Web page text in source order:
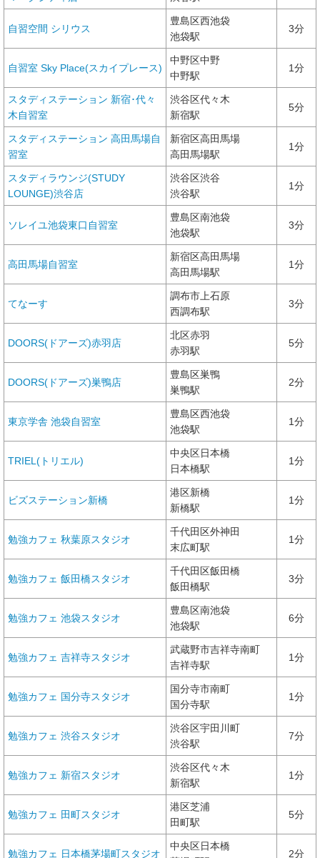
自習空間 シリウス
豊島区西池袋
池袋駅
3分
自習室 Sky Place(スカイプレース)
中野区中野
中野駅
1分
スタディステーション 新宿･代々
木自習室
渋谷区代々木
新宿駅
5分
スタディステーション 高田馬場自
習室
新宿区高田馬場
高田馬場駅
1分
スタディラウンジ(STUDY
LOUNGE)渋谷店
渋谷区渋谷
渋谷駅
1分
ソレイユ池袋東口自習室
豊島区南池袋
池袋駅
3分
高田馬場自習室
新宿区高田馬場
高田馬場駅
1分
てなーす
調布市上石原
西調布駅
3分
DOORS(ドアーズ)赤羽店
北区赤羽
赤羽駅
5分
DOORS(ドアーズ)巣鴨店
豊島区巣鴨
巣鴨駅
2分
東京学舎 池袋自習室
豊島区西池袋
池袋駅
1分
TRIEL(トリエル)
中央区日本橋
日本橋駅
1分
ビズステーション新橋
港区新橋
新橋駅
1分
勉強カフェ 秋葉原スタジオ
千代田区外神田
末広町駅
1分
勉強カフェ 飯田橋スタジオ
千代田区飯田橋
飯田橋駅
3分
勉強カフェ 池袋スタジオ
豊島区南池袋
池袋駅
6分
勉強カフェ 吉祥寺スタジオ
武蔵野市吉祥寺南町
吉祥寺駅
1分
勉強カフェ 国分寺スタジオ
国分寺市南町
国分寺駅
1分
勉強カフェ 渋谷スタジオ
渋谷区宇田川町
渋谷駅
7分
勉強カフェ 新宿スタジオ
渋谷区代々木
新宿駅
1分
勉強カフェ 田町スタジオ
港区芝浦
田町駅
5分
勉強カフェ 日本橋茅場町スタジオ
中央区日本橋
2分